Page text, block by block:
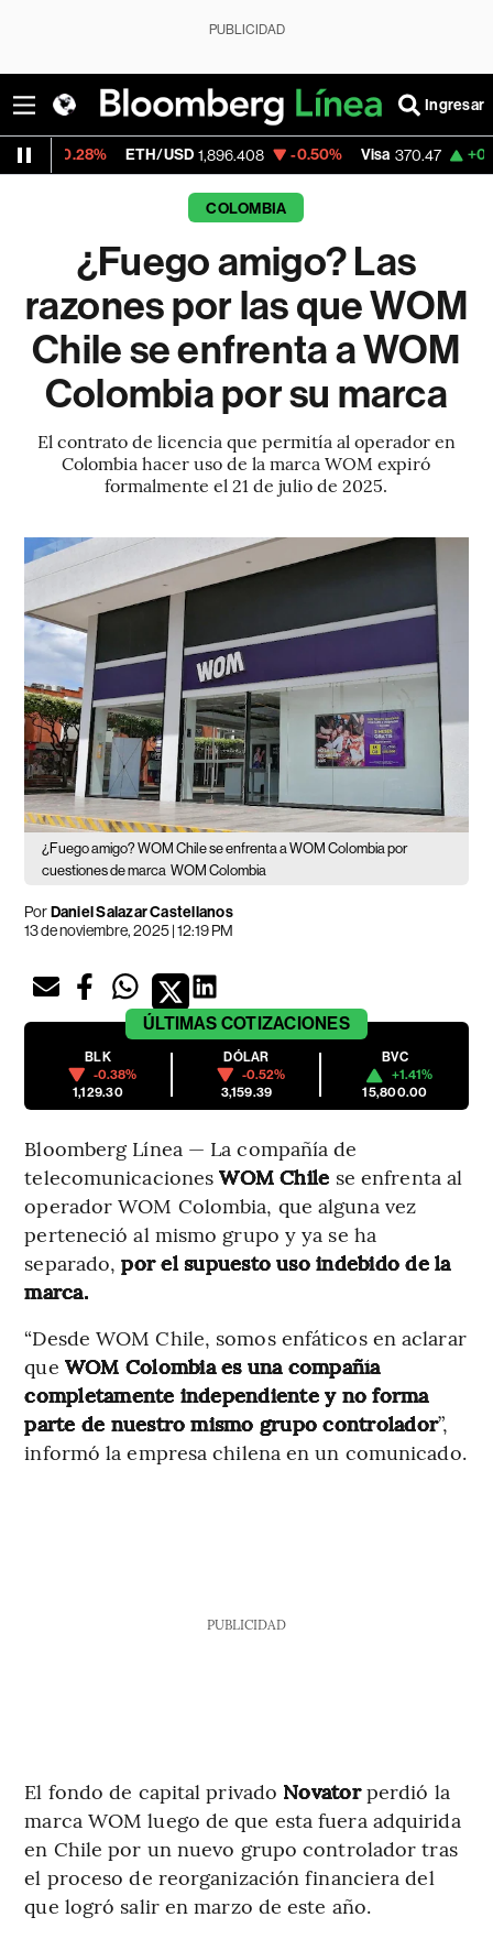
PUBLICIDAD
Ingresar
ETH/USD 1,896.408 -0.50% Visa 370.47 +0.52%
COLOMBIA
¿Fuego amigo? Las
razones por las que WOM
Chile se enfrenta a WOM
Colombia por su marca
El contrato de licencia que permitía al operador en
Colombia hacer uso de la marca WOM expiró
formalmente el 21 de julio de 2025.
¿Fuego amigo? WOM Chile se enfrenta a WOM Colombia por
cuestiones de marca WOM Colombia
PorDaniel Salazar Castellanos
13 de noviembre, 2025 | 12:19 PM
ÚLTIMAS COTIZACIONES
BLK
-0.38%
1,129.30
DÓLAR
-0.52%
3,159.39
BVC
+1.41%
15,800.00
Bloomberg Línea — La compañía de
telecomunicacionesWOM Chile se enfrenta al
operador WOM Colombia, que alguna vez
perteneció al mismo grupo y ya se ha
separado,por el supuesto uso indebido de la
marca.
“Desde WOM Chile, somos enfáticos en aclarar
que WOM Colombia es una compañía
completamente independiente y no forma
parte de nuestro mismo grupo controlador”,
informó la empresa chilena en un comunicado.
PUBLICIDAD
El fondo de capital privado Novatorperdió la
marca WOM luego de que esta fuera adquirida
en Chile por un nuevo grupo controlador tras
el proceso de reorganización financiera del
que logró salir en marzo de este año.